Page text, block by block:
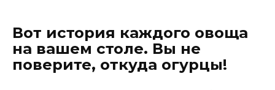
Вот история каждого овоща
на вашем столе. Вы не
поверите, откуда огурцы!